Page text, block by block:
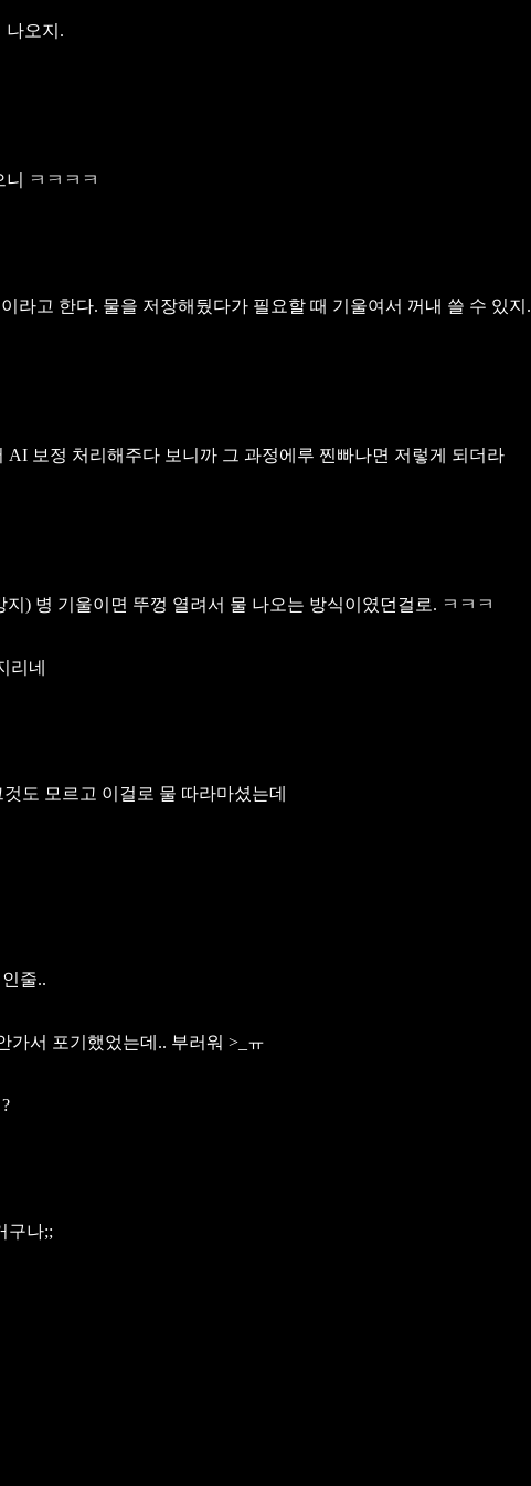
나오지.
ㅋㅋㅋㅋ
라고 한다. 물을 저장해뒀다가 필요할 때 기울여서 꺼내 쓸 수 있지.
AI 보정 처리해주다 보니까 그 과정에루 찐빠나면 저렇게 되더라
지) 병 기울이면 뚜껑 열려서 물 나오는 방식이였던걸로. ㅋㅋㅋ
리네
도 모르고 이걸로 물 따라마셨는데
줄..
가서 포기했었는데.. 부러워 >_ㅠ
구나;;